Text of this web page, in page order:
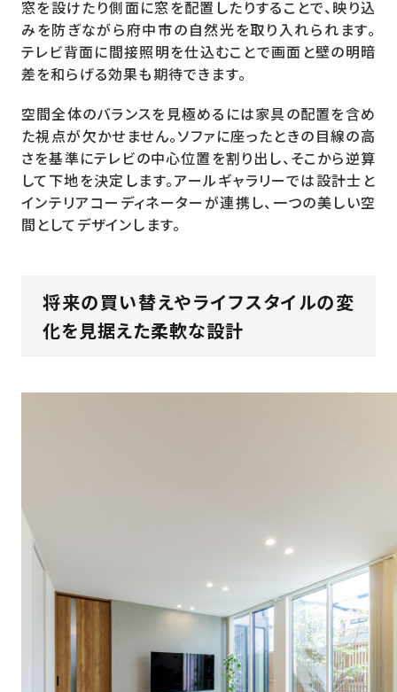
窓を設けたり側面に窓を配置したりすることで、映り込
みを防ぎながら府中市の自然光を取り入れられます。
テレビ背面に間接照明を仕込むことで画面と壁の明暗
差を和らげる効果も期待できます。
空間全体のバランスを見極めるには家具の配置を含め
た視点が欠かせません。ソファに座ったときの目線の高
さを基準にテレビの中心位置を割り出し、そこから逆算
して下地を決定します。アールギャラリーでは設計士と
インテリアコーディネーターが連携し、一つの美しい空
間としてデザインします。
将来の買い替えやライフスタイルの変
化を見据えた柔軟な設計